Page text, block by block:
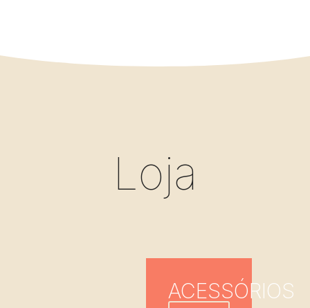
Loja
ACESSÓRIOS